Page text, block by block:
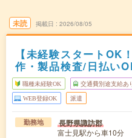
未読 掲載日 2026/08/05
【未経験スタートOK
作・製品検査/日払い
職種未経験OK 交通費別途支給あ
WEB登録OK 派遣
勤務地 長野県諏訪郡
富士見駅から車10分